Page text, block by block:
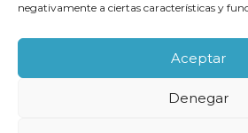
negativamente a ciertas características y
Aceptar
Denegar
630 66 78